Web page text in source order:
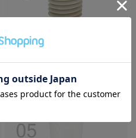
ムコタ アデューラ アイレ07 フォーパ